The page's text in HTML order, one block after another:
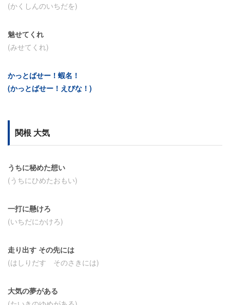
(かくしんのいちだを)
魅せてくれ
(みせてくれ)
かっとばせー！蝦名！
(かっとばせー！えびな！)
関根 大気
うちに秘めた想い
(うちにひめたおもい)
一打に懸けろ
(いちだにかけろ)
走り出す その先には
(はしりだす そのさきには)
大気の夢がある